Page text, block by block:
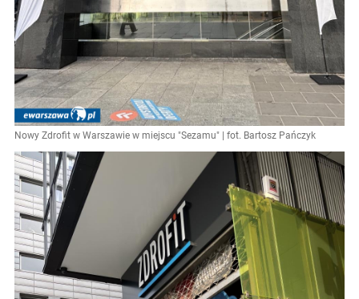
Nowy Zdrofit w Warszawie w miejscu "Sezamu" | fot. Bartosz Pańczyk